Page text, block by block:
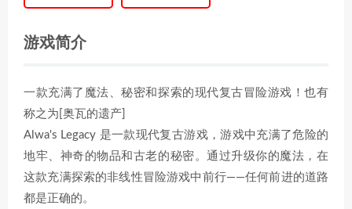
游戏简介
一款充满了魔法、秘密和探索的现代复古冒险游戏！也有
称之为[奥瓦的遗产]
Alwa's Legacy 是一款现代复古游戏，游戏中充满了危险的
地牢、神奇的物品和古老的秘密。通过升级你的魔法，在
这款充满探索的非线性冒险游戏中前行——任何前进的道路
都是正确的。